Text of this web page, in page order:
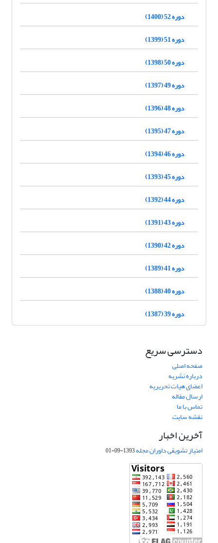
دوره 52 (1400)
دوره 51 (1399)
دوره 50 (1398)
دوره 49 (1397)
دوره 48 (1396)
دوره 47 (1395)
دوره 46 (1394)
دوره 45 (1393)
دوره 44 (1392)
دوره 43 (1391)
دوره 42 (1390)
دوره 41 (1389)
دوره 40 (1388)
دوره 39 (1387)
دسترسی سریع
صفحه اصلی
درباره نشریه
اعضای هیات تحریریه
ارسال مقاله
تماس با ما
نقشه سایت
آخرین اخبار
امتیاز تشویقی داوران مجله1393-09-01